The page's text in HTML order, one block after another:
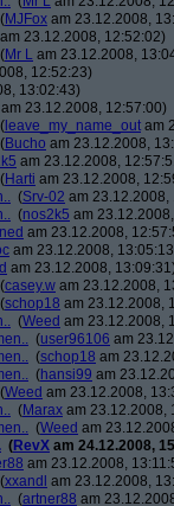
(MJFox am 23.12.2008,
am 23.12.2008, 12:52:02)
(Mr L am 23.12.2008,
12:52:23)
13:02:43)
am 23.12.2008, 12:57:00)
( leave_my_name_out am
(Bucho am 23.12.2008,
am 23.12.2008,
(Harti am 23.12.2008,
(Srv-02 am 23.12.2008,
(nos2k5 am
am 23.12.2008,
am 23.12.2008,
am 23.12.2008,
(casey.w am 23.12.2008,
(schop18 am 23.12.2008,
(Weed am 23.12.2008,
(user96106 am
(schop18 am
(hansi99 am
(Weed am 23.12.2008,
(Marax am 23.12.2008,
(Weed am
(RevX am 24.12.2008,
am 23.12.2008,
(xxandl am 23.12.2008,
(artner88 am